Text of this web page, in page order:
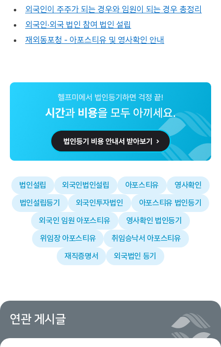
외국인이 주주가 되는 경우와 임원이 되는 경우 총정리
외국인·외국 법인 참여 법인 설립
재외동포청 - 아포스티유 및 영사확인 안내
법인설립 외국인법인설립 아포스티유
영사확인
법인설립등기
외국인투자법인
아포스티유 법인등기
외국인 임원 아포스티유
영사확인 법인등기
위임장 아포스티유
취임승낙서 아포스티유
재직증명서
외국법인 등기
연관 게시글